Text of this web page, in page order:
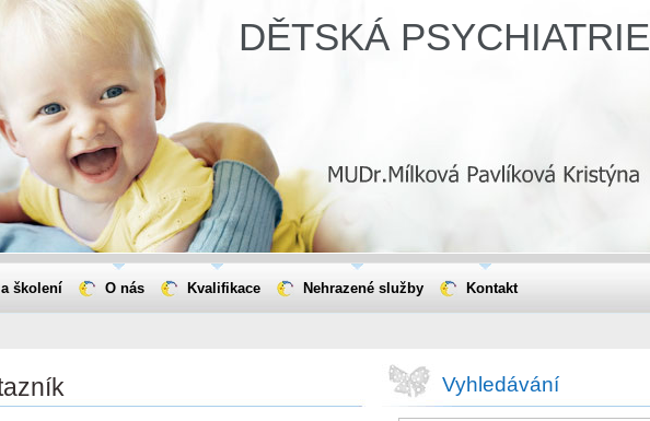
DĚTSKÁ PSYCHIATRIE
Vyhledávání
školení O nás Kvalifikace Nehrazené služby Kontakt